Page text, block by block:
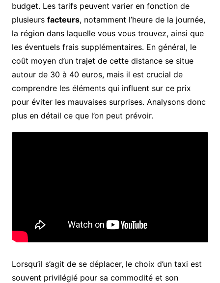
budget. Les tarifs peuvent varier en fonction de
plusieurs facteurs, notamment l’heure de la journée,
la région dans laquelle vous vous trouvez, ainsi que
les éventuels frais supplémentaires. En général, le
coût moyen d’un trajet de cette distance se situe
autour de 30 à 40 euros, mais il est crucial de
comprendre les éléments qui influent sur ce prix
pour éviter les mauvaises surprises. Analysons donc
plus en détail ce que l’on peut prévoir.
Lorsqu’il s’agit de se déplacer, le choix d’un taxi est
souvent privilégié pour sa commodité et son